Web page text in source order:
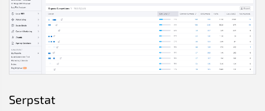
Serpstat